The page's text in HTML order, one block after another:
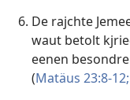
De rajchte
waut betolt
eenen
(Matäus 23:8-12;